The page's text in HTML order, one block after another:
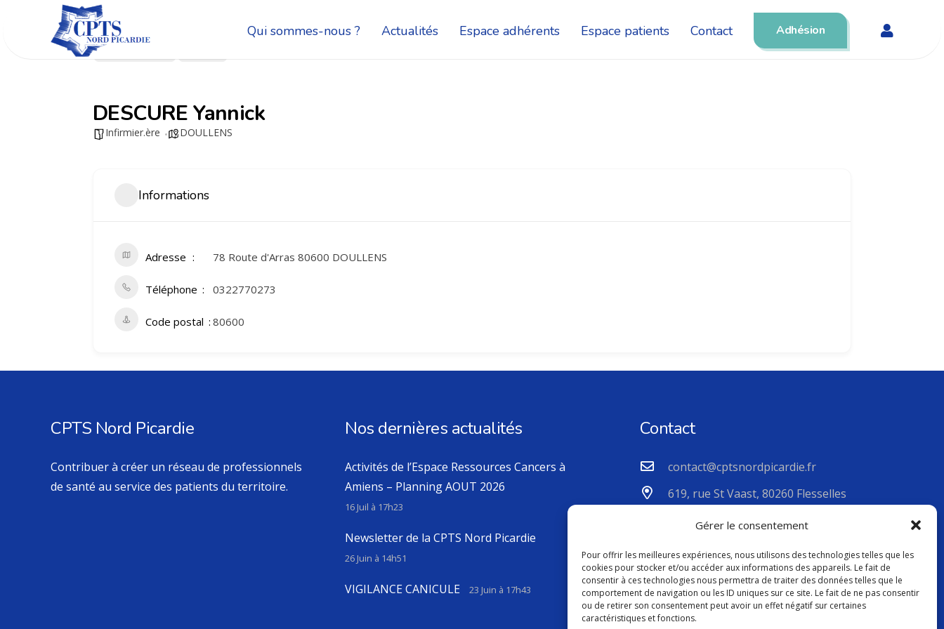
Gérer le consentement
Pour offrir les meilleures expériences, nous utilisons des technologies telles que les
cookies pour stocker et/ou accéder aux informations des appareils. Le fait de
consentir à ces technologies nous permettra de traiter des données telles que le
comportement de navigation ou les ID uniques sur ce site. Le fait de ne pas consentir
ou de retirer son consentement peut avoir un effet négatif sur certaines
caractéristiques et fonctions.
Qui sommes-nous ? Actualités Espace adhérents Espace patients Contact Adhésion
DESCURE Yannick
Infirmier.ère DOULLENS
Informations
Adresse 78 Route d'Arras 80600 DOULLENS
Téléphone 0322770273
Code postal 80600
CPTS Nord Picardie
Contribuer à créer un réseau de professionnels
de santé au service des patients du territoire.
Nos dernières actualités
Activités de l’Espace Ressources Cancers à
Amiens – Planning AOUT 2026
16 Juil à 17h23
Newsletter de la CPTS Nord Picardie
26 Juin à 14h51
VIGILANCE CANICULE 23 Juin à 17h43
Contact
contact@cptsnordpicardie.fr
619, rue St Vaast, 80260 Flesselles